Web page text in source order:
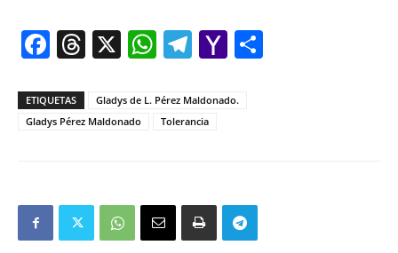
Facebook
Threads
X WhatsApp
Telegram
Yahoo
ETIQUETAS
Gladys de L. Pérez Maldonado.
Gladys Pérez Maldonado
Tolerancia